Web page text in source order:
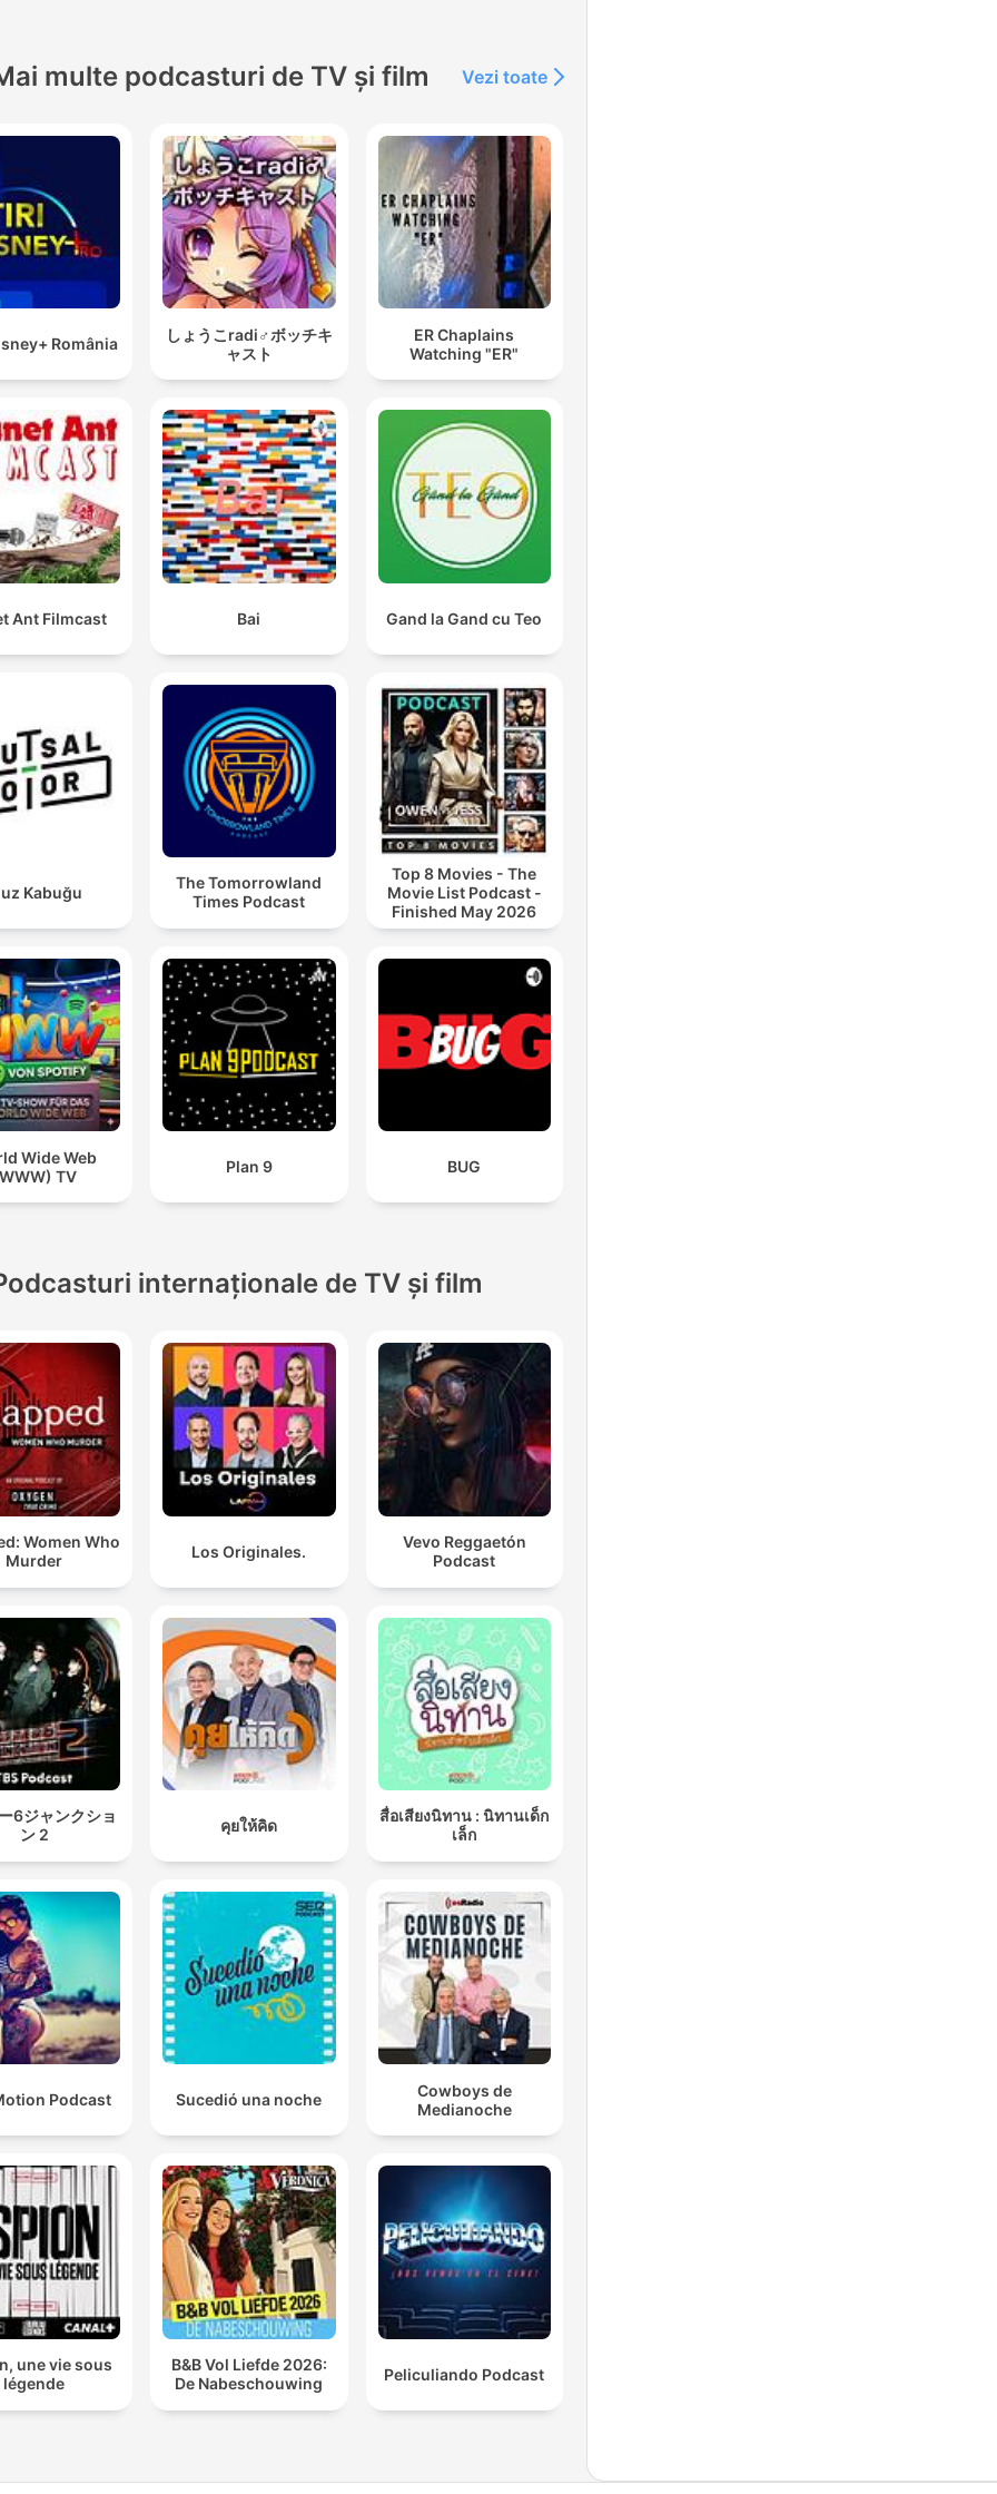
multe podcasturi de TV și film Vezi toate
România
しょうこradi♂ボッチキ
ャスト
ER Chaplains
Watching "ER"
Ant Filmcast Bai Gand la Gand cu Teo
Kabuğu
The Tomorrowland
Times Podcast
Top 8 Movies - The
Movie List Podcast -
Finished May 2026
Wide Web
TV
Plan 9 BUG
internaționale de TV și film
Women Who
Murder
Los Originales.
Vevo Reggaetón
Podcast
6ジャンクショ
ン 2
คุยให้คิด
สื่อเสียงนิทาน : นิทานเด็ก
เล็ก
Podcast Sucedió una noche
Cowboys de
Medianoche
une vie sous
légende
B&B Vol Liefde 2026:
De Nabeschouwing
Peliculiando Podcast